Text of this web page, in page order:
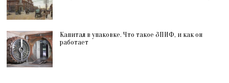
Капитал в упаковке. Что такое ЗПИФ, и как он
работает